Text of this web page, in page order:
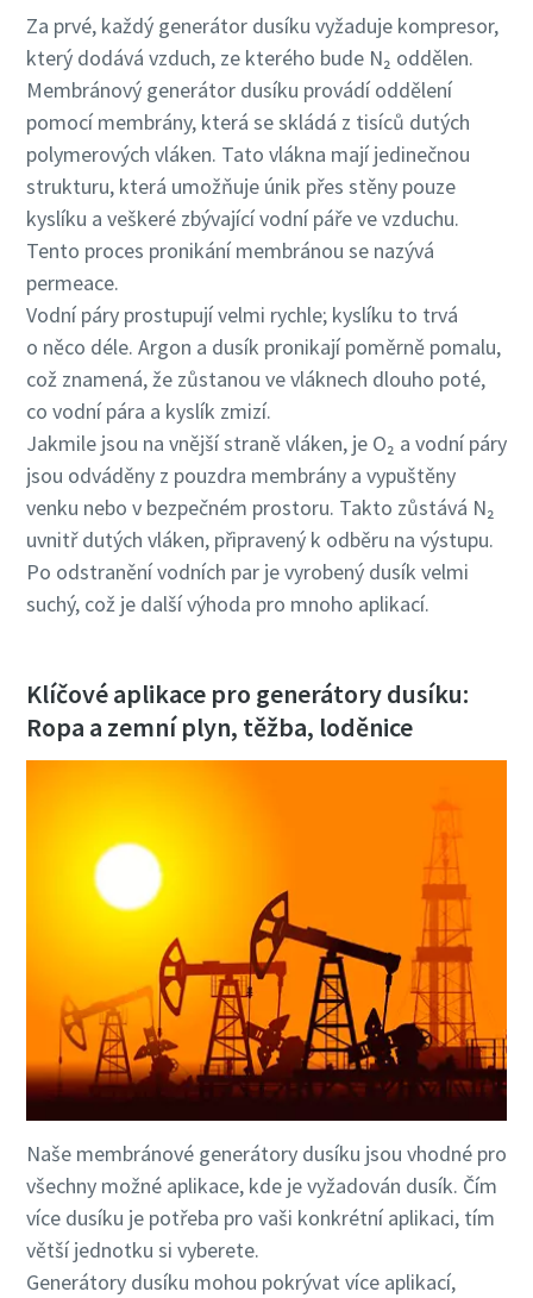
Za prvé, každý generátor dusíku vyžaduje kompresor,
který dodává vzduch, ze kterého bude N₂ oddělen.
Membránový generátor dusíku provádí oddělení
pomocí membrány, která se skládá z tisíců dutých
polymerových vláken. Tato vlákna mají jedinečnou
strukturu, která umožňuje únik přes stěny pouze
kyslíku a veškeré zbývající vodní páře ve vzduchu.
Tento proces pronikání membránou se nazývá
permeace.
Vodní páry prostupují velmi rychle; kyslíku to trvá
o něco déle. Argon a dusík pronikají poměrně pomalu,
což znamená, že zůstanou ve vláknech dlouho poté,
co vodní pára a kyslík zmizí.
Jakmile jsou na vnější straně vláken, je O₂ a vodní páry
jsou odváděny z pouzdra membrány a vypuštěny
venku nebo v bezpečném prostoru. Takto zůstává N₂
uvnitř dutých vláken, připravený k odběru na výstupu.
Po odstranění vodních par je vyrobený dusík velmi
suchý, což je další výhoda pro mnoho aplikací.
Klíčové aplikace pro generátory dusíku:
Ropa a zemní plyn, těžba, loděnice
Naše membránové generátory dusíku jsou vhodné pro
všechny možné aplikace, kde je vyžadován dusík. Čím
více dusíku je potřeba pro vaši konkrétní aplikaci, tím
větší jednotku si vyberete.
Generátory dusíku mohou pokrývat více aplikací,